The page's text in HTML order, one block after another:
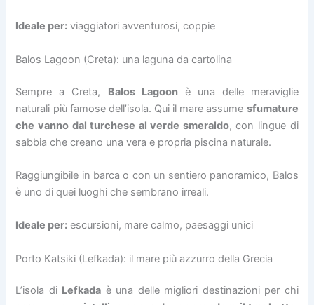
Ideale per: viaggiatori avventurosi, coppie
Balos Lagoon (Creta): una laguna da cartolina
Sempre a Creta, Balos Lagoonè una delle meraviglie
naturali più famose dell’isola. Qui il mare assume sfumature
che vanno dal turchese al verde smeraldo, con lingue di
sabbia che creano una vera e propria piscina naturale.
Raggiungibile in barca o con un sentiero panoramico, Balos
è uno di quei luoghi che sembrano irreali.
Ideale per: escursioni, mare calmo, paesaggi unici
Porto Katsiki (Lefkada): il mare più azzurro della Grecia
L’isola di Lefkada è una delle migliori destinazioni per chi